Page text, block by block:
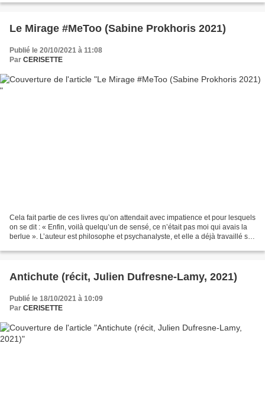
Le Mirage #MeToo (Sabine Prokhoris 2021)
Publié le 20/10/2021 à 11:08
Par CERISETTE
Cela fait partie de ces livres qu’on attendait avec impatience et pour lesquels
on se dit : « Enfin, voilà quelqu’un de sensé, ce n’était pas moi qui avais la
berlue ». L’auteur est philosophe et psychanalyste, et elle a déjà travaillé sur
Antichute (récit, Julien Dufresne-Lamy, 2021)
Publié le 18/10/2021 à 10:09
Par CERISETTE